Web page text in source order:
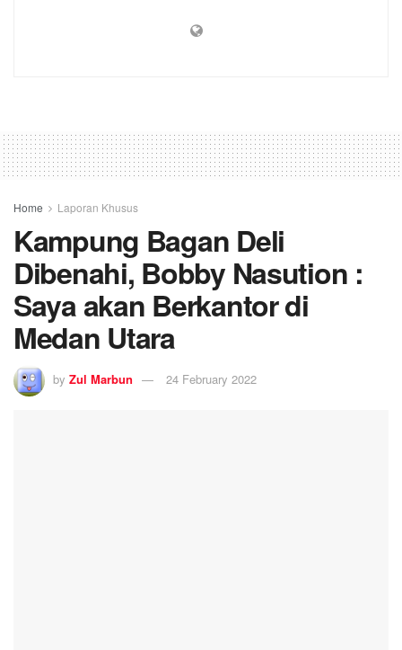
Home Laporan Khusus
Kampung Bagan Deli
Dibenahi, Bobby Nasution :
Saya akan Berkantor di
Medan Utara
by Zul Marbun 24 February 2022